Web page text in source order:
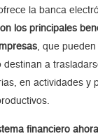
la banca
los principales
, que
destinan a
en actividades y
financiero